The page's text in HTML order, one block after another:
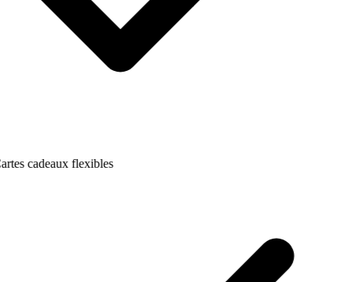
cadeaux flexibles